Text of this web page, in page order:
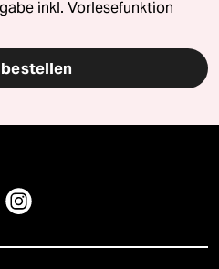
inkl. Vorlesefunktion